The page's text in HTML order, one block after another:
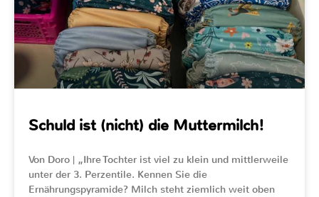
Schuld ist (nicht) die Muttermilch!
Von Doro | „Ihre Tochter ist viel zu klein und mittlerweile
unter der 3. Perzentile. Kennen Sie die
Ernährungspyramide? Milch steht ziemlich weit oben